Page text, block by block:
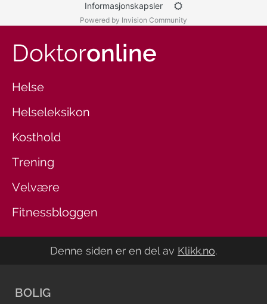
Informasjonskapsler
Powered by Invision Community
Doktoronline
Helse
Helseleksikon
Kosthold
Trening
Velvære
Fitnessbloggen
Denne siden er en del av Klikk.no.
BOLIG